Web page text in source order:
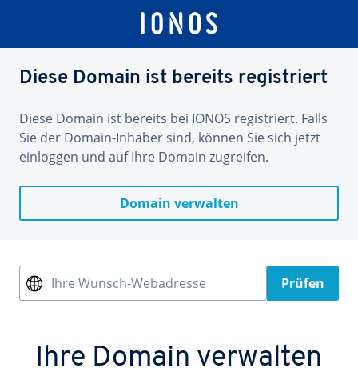
Diese Domain ist bereits registriert
Diese Domain ist bereits bei IONOS registriert. Falls
Sie der Domain-Inhaber sind, können Sie sich jetzt
einloggen und auf Ihre Domain zugreifen.
Domain verwalten
Ihre Wunsch-Webadresse Prüfen
Ihre Domain verwalten